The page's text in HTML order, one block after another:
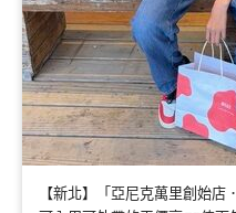
【新北】「亞尼克萬里創始店